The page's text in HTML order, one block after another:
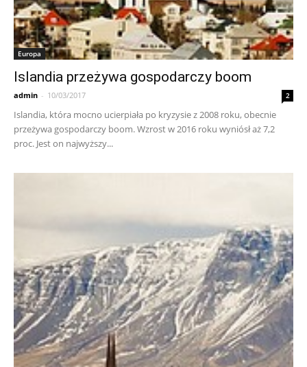
Europa
Islandia przeżywa gospodarczy boom
admin - 10/03/2017 2
Islandia, która mocno ucierpiała po kryzysie z 2008 roku, obecnie
przeżywa gospodarczy boom. Wzrost w 2016 roku wyniósł aż 7,2
proc. Jest on najwyższy...